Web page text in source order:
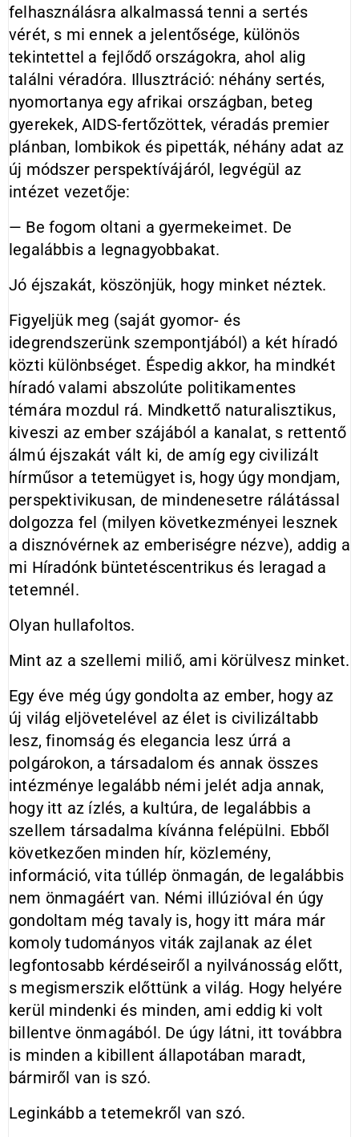
felhasználásra alkalmassá tenni a sertés
vérét, s mi ennek a jelentősége, különös
tekintettel a fejlődő országokra, ahol alig
találni véradóra. Illusztráció: néhány sertés,
nyomortanya egy afrikai országban, beteg
gyerekek, AIDS-fertőzöttek, véradás premier
plánban, lombikok és pipetták, néhány adat az
új módszer perspektívájáról, legvégül az
intézet vezetője:
— Be fogom oltani a gyermekeimet. De
legalábbis a legnagyobbakat.
Jó éjszakát, köszönjük, hogy minket néztek.
Figyeljük meg (saját gyomor- és
idegrendszerünk szempontjából) a két híradó
közti különbséget. Éspedig akkor, ha mindkét
híradó valami abszolúte politikamentes
témára mozdul rá. Mindkettő naturalisztikus,
kiveszi az ember szájából a kanalat, s rettentő
álmú éjszakát vált ki, de amíg egy civilizált
hírműsor a tetemügyet is, hogy úgy mondjam,
perspektivikusan, de mindenesetre rálátással
dolgozza fel (milyen következményei lesznek
a disznóvérnek az emberiségre nézve), addig a
mi Híradónk büntetéscentrikus és leragad a
tetemnél.
Olyan hullafoltos.
Mint az a szellemi miliő, ami körülvesz minket.
Egy éve még úgy gondolta az ember, hogy az
új világ eljövetelével az élet is civilizáltabb
lesz, finomság és elegancia lesz úrrá a
polgárokon, a társadalom és annak összes
intézménye legalább némi jelét adja annak,
hogy itt az ízlés, a kultúra, de legalábbis a
szellem társadalma kívánna felépülni. Ebből
következően minden hír, közlemény,
információ, vita túllép önmagán, de legalábbis
nem önmagáért van. Némi illúzióval én úgy
gondoltam még tavaly is, hogy itt mára már
komoly tudományos viták zajlanak az élet
legfontosabb kérdéseiről a nyilvánosság előtt,
s megismerszik előttünk a világ. Hogy helyére
kerül mindenki és minden, ami eddig ki volt
billentve önmagából. De úgy látni, itt továbbra
is minden a kibillent állapotában maradt,
bármiről van is szó.
Leginkább a tetemekről van szó.